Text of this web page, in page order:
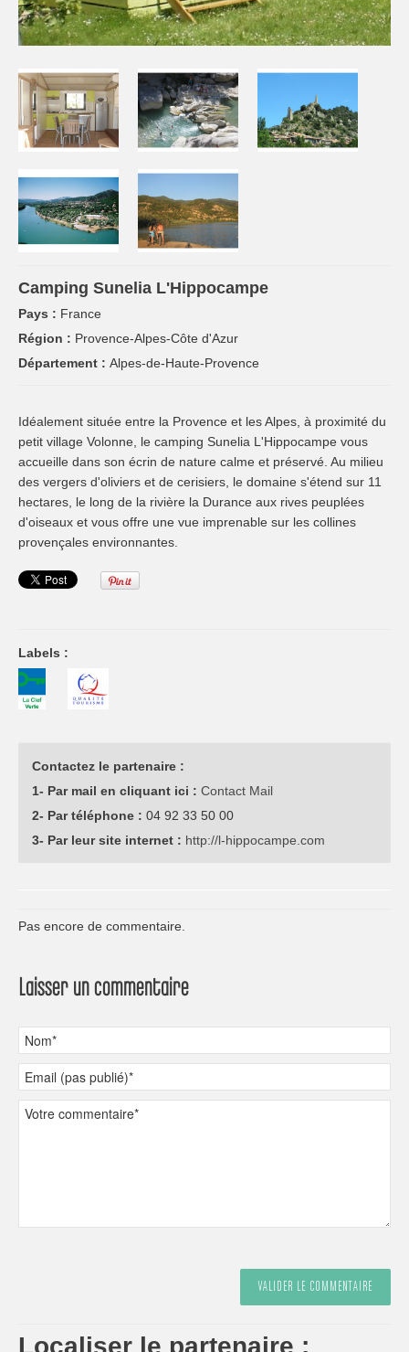
Camping Sunelia L'Hippocampe
Pays : France
Région : Provence-Alpes-Côte d'Azur
Département : Alpes-de-Haute-Provence
Idéalement située entre la Provence et les Alpes, à proximité du
petit village Volonne, le camping Sunelia L'Hippocampe vous
accueille dans son écrin de nature calme et préservé. Au milieu
des vergers d'oliviers et de cerisiers, le domaine s'étend sur 11
hectares, le long de la rivière la Durance aux rives peuplées
d'oiseaux et vous offre une vue imprenable sur les collines
provençales environnantes.
Labels :
Contactez le partenaire :
1- Par mail en cliquant ici : Contact Mail
2- Par téléphone : 04 92 33 50 00
3- Par leur site internet : http://l-hippocampe.com
Pas encore de commentaire.
Laisser un commentaire
Localiser le partenaire :